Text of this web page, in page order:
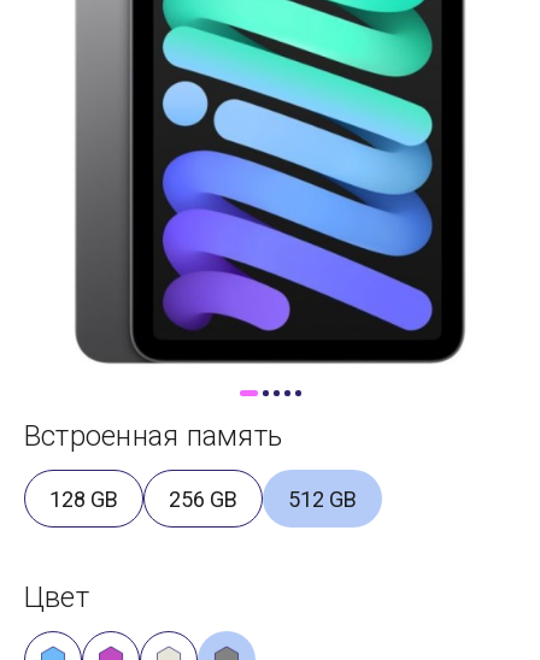
Гарантия
Оплата
Доставка
Самовывоз
Trade-In
Встроенная память
128 GB 256 GB 512 GB
Цвет